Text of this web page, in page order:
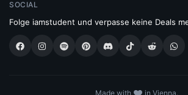
SOCIAL
Folge iamstudent und verpasse keine Deals
Made with in Vienna.